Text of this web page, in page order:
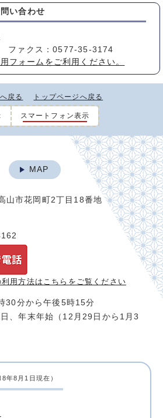
い合わせ
ファクス：0577-35-3174
フォームをご利用ください。
戻る トップページへ戻る
スマートフォン表示
MAP
山市花岡町2丁目18番地
用方法は こちらをご覧ください
30分から午後5時15分
、年末年始（12月29日から1月3
8年8月1日現在）